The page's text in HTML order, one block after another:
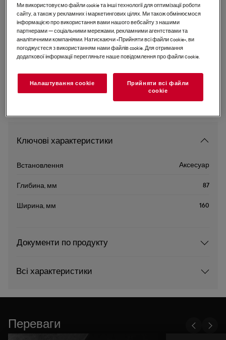
A9ALSA21
Ківш 1.7 л
Ключові характеристики
Встановлення Аксесуар
Глибина, мм 87
Ширина, мм 160
Документи по продукту
Всі характеристики
Переваги
Ми використовуємо файли cookie та інші технології для оптимізації роботи
сайту, а також у рекламних і маркетингових цілях. Ми також обмінюємося
інформацією про використання вами нашого вебсайту з нашими
партнерами — соціальними мережами, рекламними агентствами та
аналітичними компаніями. Натискаючи «Прийняти всі файли сookie», ви
погоджуєтеся з використанням нами файлів cookie. Для отримання
додаткової інформації перегляньте наше повідомлення про файли сookie.
Налаштування cookie
Прийняти всі файли
сookie